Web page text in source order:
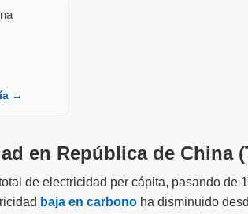
→
en República de China
de electricidad per cápita, pasando de
baja en carbono ha disminuido